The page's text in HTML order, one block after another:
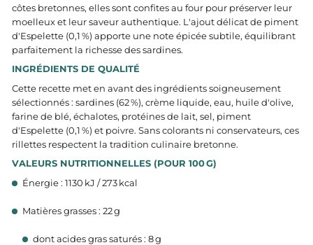
côtes bretonnes, elles sont confites au four pour préserver leur
moelleux et leur saveur authentique. L'ajout délicat de piment
d'Espelette (0,1 %) apporte une note épicée subtile, équilibrant
parfaitement la richesse des sardines.​
INGRÉDIENTS DE QUALITÉ
Cette recette met en avant des ingrédients soigneusement
sélectionnés : sardines (62 %), crème liquide, eau, huile d'olive,
farine de blé, échalotes, protéines de lait, sel, piment
d'Espelette (0,1 %) et poivre. Sans colorants ni conservateurs, ces
rillettes respectent la tradition culinaire bretonne.​
VALEURS NUTRITIONNELLES (POUR 100 G)
Énergie : 1130 kJ / 273 kcal
Matières grasses : 22 g
dont acides gras saturés : 8 g